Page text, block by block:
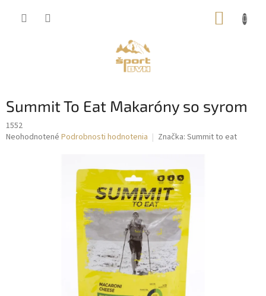
Summit To Eat Makaróny so syrom
1552
Priemerné
Neohodnotené Podrobnosti hodnotenia Značka: Summit to eat